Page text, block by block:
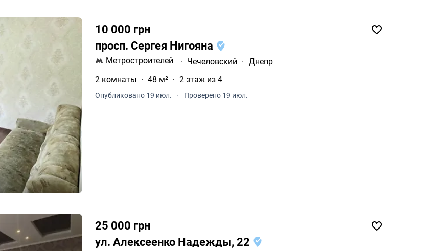
10 000 грн
просп. Сергея Нигояна
Метростроителей · Чечеловский · Днепр
2 комнаты
48 м² 2 этаж из 4
Опубликовано 19 июл. · Проверено 19 июл.
25 000 грн
ул. Алексеенко Надежды, 22